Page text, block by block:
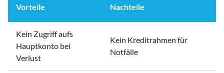
Vorteile
Nachteile
Kein Zugriff aufs
Hauptkonto bei
Verlust
Kein Kreditrahmen für
Notfälle